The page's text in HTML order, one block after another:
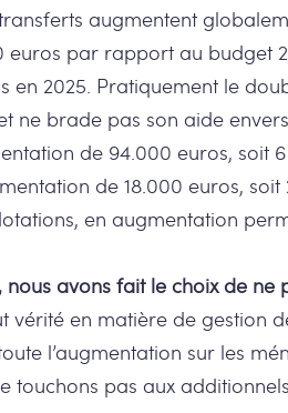
augmentent
euros par rapport au budget
en 2025. Pratiquement le
ne brade pas son aide
de 94.000 euros, soit 6
de 18.000 euros, soit
en augmentation
avons fait le choix de ne
vérité en matière de
l’augmentation sur les
touchons pas aux